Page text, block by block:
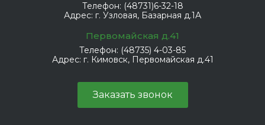
Телефон: (48731)6-32-18
Адрес: г. Узловая, Базарная д.1А
Первомайская д.41
Телефон: (48735) 4-03-85
Адрес: г. Кимовск, Первомайская д.41
Заказать звонок